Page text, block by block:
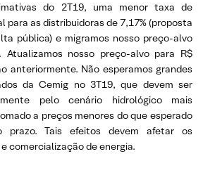
do 2T19, uma menor taxa de
para as distribuidoras de 7,17% (proposta
pública) e migramos nosso preço-alvo
nosso preço-alvo para R$
anteriormente. Não esperamos grandes
da Cemig no 3T19, que devem ser
pelo cenário hidrológico mais
a preços menores do que esperado
Tais efeitos devem afetar os
comercialização de energia.